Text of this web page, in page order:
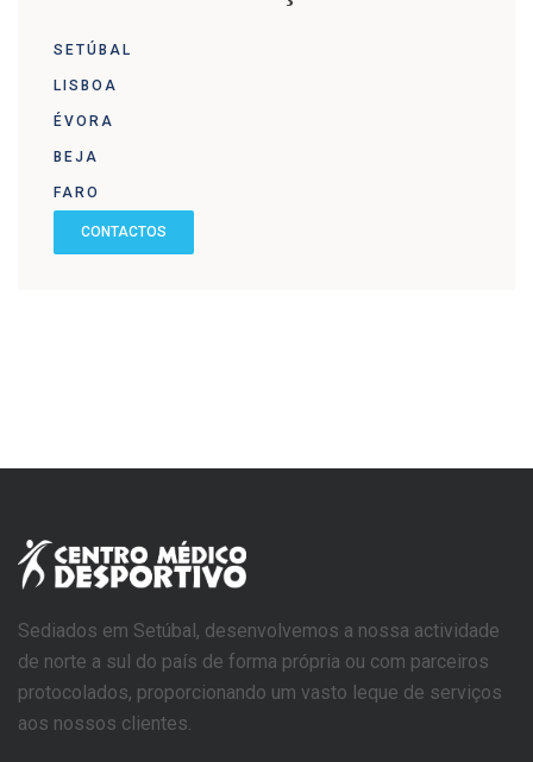
SETÚBAL
LISBOA
ÉVORA
BEJA
FARO
CONTACTOS
Sediados em Setúbal, desenvolvemos a nossa actividade
de norte a sul do país de forma própria ou com parceiros
protocolados, proporcionando um vasto leque de serviços
aos nossos clientes.